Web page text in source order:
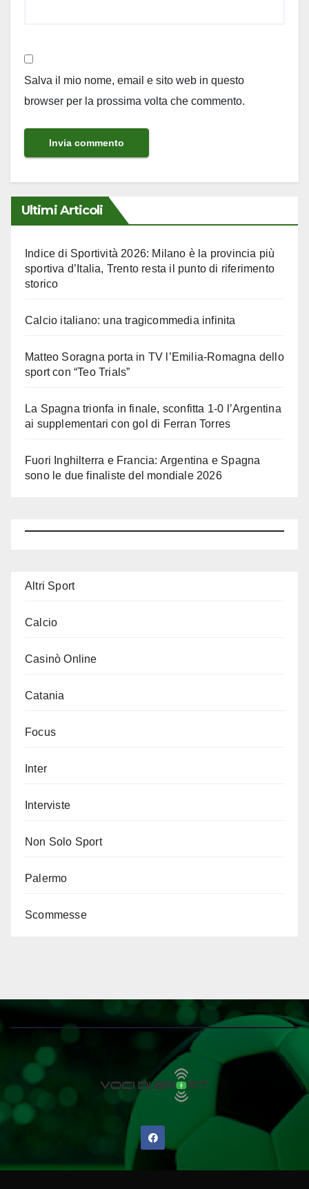
Salva il mio nome, email e sito web in questo
browser per la prossima volta che commento.
Ultimi Articoli
Indice di Sportività 2026: Milano è la provincia più
sportiva d’Italia, Trento resta il punto di riferimento
storico
Calcio italiano: una tragicommedia infinita
Matteo Soragna porta in TV l’Emilia-Romagna dello
sport con “Teo Trials”
La Spagna trionfa in finale, sconfitta 1-0 l’Argentina
ai supplementari con gol di Ferran Torres
Fuori Inghilterra e Francia: Argentina e Spagna
sono le due finaliste del mondiale 2026
Altri Sport
Calcio
Casinò Online
Catania
Focus
Inter
Interviste
Non Solo Sport
Palermo
Scommesse